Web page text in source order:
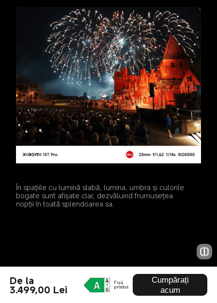
De la
3.499,00 Lei
Fișă
produs
Cumpărați
acum
În spațiile cu lumină slabă, lumina, umbra și culorile
bogate sunt afișate clar, dezvăluind frumusețea
nopții în toată splendoarea sa.